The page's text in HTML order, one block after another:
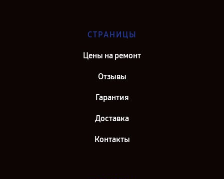
СТРАНИЦЫ
Цены на ремонт
Отзывы
Гарантия
Доставка
Контакты